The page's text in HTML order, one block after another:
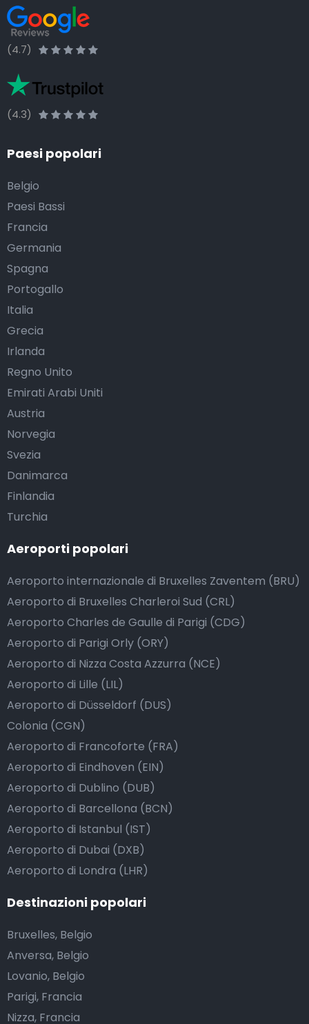
(4.7)
(4.3)
Paesi popolari
Belgio
Paesi Bassi
Francia
Germania
Spagna
Portogallo
Italia
Grecia
Irlanda
Regno Unito
Emirati Arabi Uniti
Austria
Norvegia
Svezia
Danimarca
Finlandia
Turchia
Aeroporti popolari
Aeroporto internazionale di Bruxelles Zaventem (BRU)
Aeroporto di Bruxelles Charleroi Sud (CRL)
Aeroporto Charles de Gaulle di Parigi (CDG)
Aeroporto di Parigi Orly (ORY)
Aeroporto di Nizza Costa Azzurra (NCE)
Aeroporto di Lille (LIL)
Aeroporto di Düsseldorf (DUS)
Colonia (CGN)
Aeroporto di Francoforte (FRA)
Aeroporto di Eindhoven (EIN)
Aeroporto di Dublino (DUB)
Aeroporto di Barcellona (BCN)
Aeroporto di Istanbul (IST)
Aeroporto di Dubai (DXB)
Aeroporto di Londra (LHR)
Destinazioni popolari
Bruxelles, Belgio
Anversa, Belgio
Lovanio, Belgio
Parigi, Francia
Nizza, Francia